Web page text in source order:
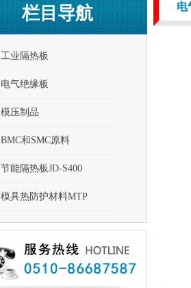
栏目导航
工业隔热板
电气绝缘板
模压制品
BMC和SMC原料
节能隔热板JD-S400
模具热防护材料MTP
电